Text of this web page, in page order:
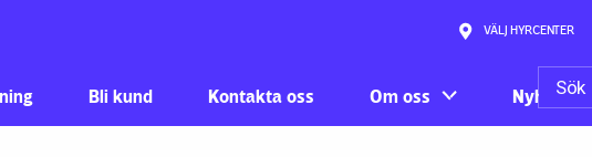
VÄLJ HYRCENTER
Bli kund Kontakta oss Om oss Nyheter